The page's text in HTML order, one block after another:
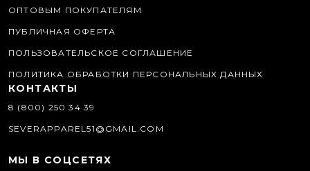
ОПТОВЫМ ПОКУПАТЕЛЯМ
ПУБЛИЧНАЯ ОФЕРТА
ПОЛЬЗОВАТЕЛЬСКОЕ СОГЛАШЕНИЕ
ПОЛИТИКА ОБРАБОТКИ ПЕРСОНАЛЬНЫХ ДАННЫХ
КОНТАКТЫ
8 (800) 250 34 39
SEVERAPPAREL51@GMAIL.COM
МЫ В СОЦСЕТЯХ